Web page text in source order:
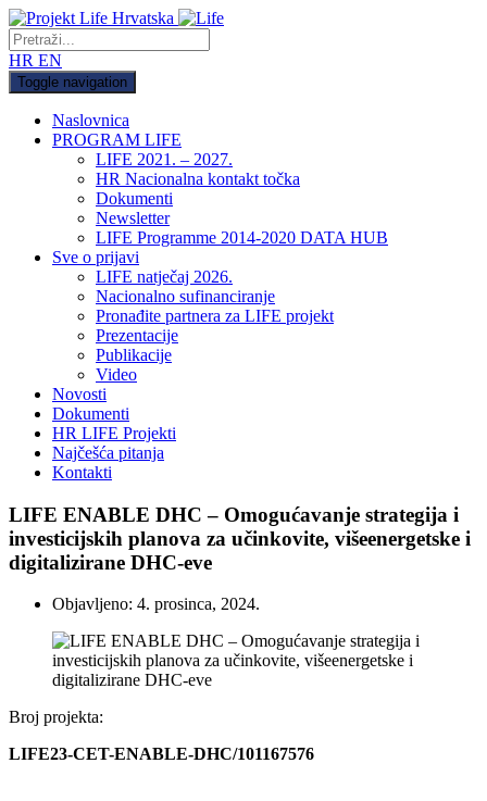
HR EN
Toggle navigation
Naslovnica
PROGRAM LIFE
LIFE 2021. – 2027.
HR Nacionalna kontakt točka
Dokumenti
Newsletter
LIFE Programme 2014-2020 DATA HUB
Sve o prijavi
LIFE natječaj 2026.
Nacionalno sufinanciranje
Pronađite partnera za LIFE projekt
Prezentacije
Publikacije
Video
Novosti
Dokumenti
HR LIFE Projekti
Najčešća pitanja
Kontakti
LIFE ENABLE DHC – Omogućavanje strategija i
investicijskih planova za učinkovite, višeenergetske i
digitalizirane DHC-eve
Objavljeno: 4. prosinca, 2024.
Broj projekta:
LIFE23-CET-ENABLE-DHC/101167576